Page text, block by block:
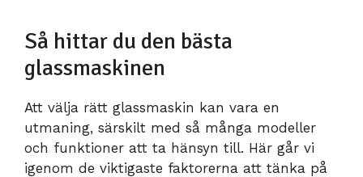
Så hittar du den bästa
glassmaskinen
Att välja rätt glassmaskin kan vara en
utmaning, särskilt med så många modeller
och funktioner att ta hänsyn till. Här går vi
igenom de viktigaste faktorerna att tänka på